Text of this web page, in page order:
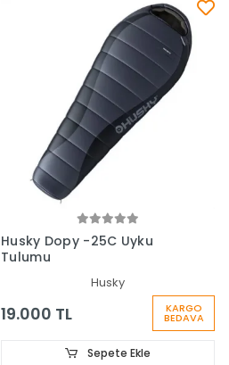
Husky Dopy -25C Uyku
Tulumu
Husky
19.000 TL KARGO
BEDAVA
Sepete Ekle